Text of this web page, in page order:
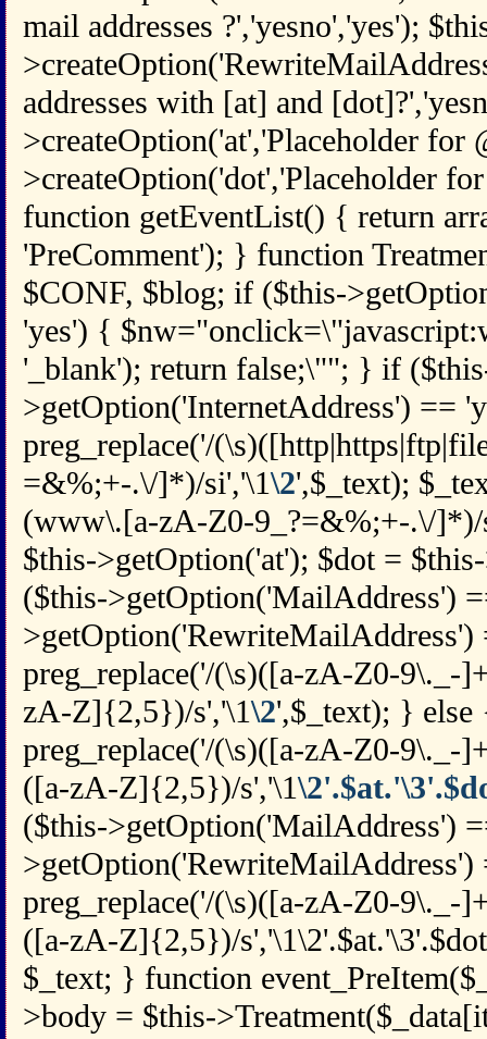
mail addresses ?','yesno','yes');
addresses with [at] and
>createOption('at','Placeholder for
>createOption('dot','Placeholder
function getEventList() { return
'PreComment'); } function
$CONF, $blog; if ($this-
'yes') {
'_blank'); return false;\""; } if
>getOption('InternetAddress') ==
preg_replace('/
=&%;+-.\/]*)/si','\1\2',$_text);
(www\.[a-zA-Z0-9_?=&%;+-.\/]*)/
$this->getOption('at'); $dot =
($this->getOption('MailAddress')
preg_replace('/(\s)([a-zA-Z0-9\._-
zA-Z]{2,5})/s','\1\2',$_text); } else
preg_replace('/(\s)([a-zA-Z0-9\._-
([a-zA-Z]{2,5})/s','\1
($this->getOption('MailAddress')
preg_replace('/(\s)([a-zA-Z0-9\._-
([a-zA-Z]{2,5})/
$_text; } function
>body = $this-